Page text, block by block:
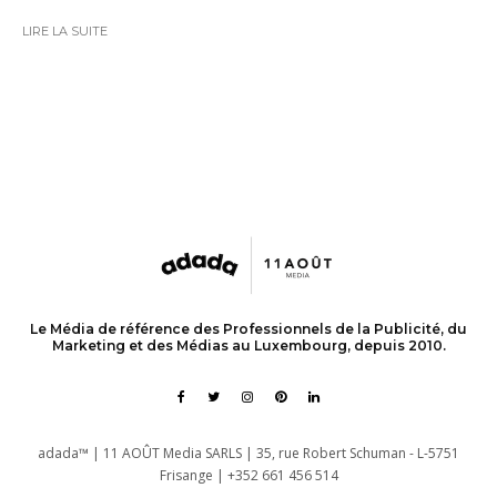
LIRE LA SUITE
Le Média de référence des Professionnels de la Publicité, du
Marketing et des Médias au Luxembourg, depuis 2010.
adada™ | 11 AOÛT Media SARLS | 35, rue Robert Schuman - L-5751
Frisange | +352 661 456 514